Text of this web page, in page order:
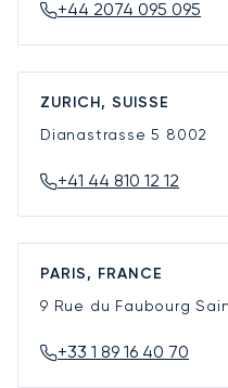
+44 2074 095 095
ZURICH, SUISSE
Dianastrasse 5 8002
+41 44 810 12 12
PARIS, FRANCE
9 Rue du Faubourg
+33 1 89 16 40 70